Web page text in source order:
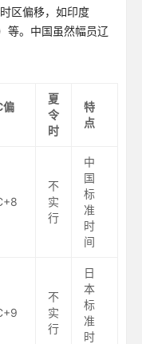
区偏移，如印度
等。中国虽然幅员辽
偏
夏
令
时
特
点
不
实
行
中
国
标
准
时
间
不
实
行
日
本
标
准
时